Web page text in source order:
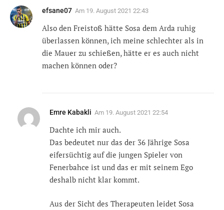
efsane07 Am 19. August 2021 22:43
Also den Freistoß hätte Sosa dem Arda ruhig
überlassen können, ich meine schlechter als in
die Mauer zu schießen, hätte er es auch nicht
machen können oder?
Emre Kabakli Am 19. August 2021 22:54
Dachte ich mir auch.
Das bedeutet nur das der 36 Jährige Sosa
eifersüchtig auf die jungen Spieler von
Fenerbahce ist und das er mit seinem Ego
deshalb nicht klar kommt.
Aus der Sicht des Therapeuten leidet Sosa